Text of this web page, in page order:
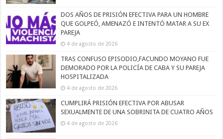
DOS AÑOS DE PRISIÓN EFECTIVA PARA UN HOMBRE
QUE GOLPEÓ, AMENAZÓ E INTENTÓ MATAR A SU EX
PAREJA
4 de agosto de 2026
TRAS CONFUSO EPISODIO,FACUNDO MOYANO FUE
DEMORADO POR LA POLICÍA DE CABA Y SU PAREJA
HOSPITALIZADA
4 de agosto de 2026
CUMPLIRÁ PRISIÓN EFECTIVA POR ABUSAR
SEXUALMENTE DE UNA SOBRINITA DE CUATRO AÑOS
4 de agosto de 2026